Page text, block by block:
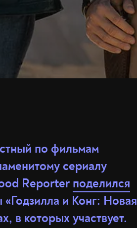
по фильмам
сериалу
Reporter поделился
и Конг: Новая
в которых участвует.